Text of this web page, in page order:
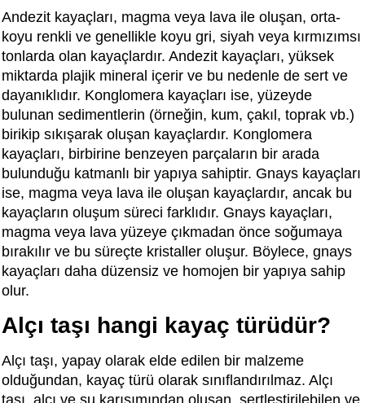
Andezit kayaçları, magma veya lava ile oluşan, orta-
koyu renkli ve genellikle koyu gri, siyah veya kırmızımsı
tonlarda olan kayaçlardır. Andezit kayaçları, yüksek
miktarda plajik mineral içerir ve bu nedenle de sert ve
dayanıklıdır. Konglomera kayaçları ise, yüzeyde
bulunan sedimentlerin (örneğin, kum, çakıl, toprak vb.)
birikip sıkışarak oluşan kayaçlardır. Konglomera
kayaçları, birbirine benzeyen parçaların bir arada
bulunduğu katmanlı bir yapıya sahiptir. Gnays kayaçları
ise, magma veya lava ile oluşan kayaçlardır, ancak bu
kayaçların oluşum süreci farklıdır. Gnays kayaçları,
magma veya lava yüzeye çıkmadan önce soğumaya
bırakılır ve bu süreçte kristaller oluşur. Böylece, gnays
kayaçları daha düzensiz ve homojen bir yapıya sahip
olur.
Alçı taşı hangi kayaç türüdür?
Alçı taşı, yapay olarak elde edilen bir malzeme
olduğundan, kayaç türü olarak sınıflandırılmaz. Alçı